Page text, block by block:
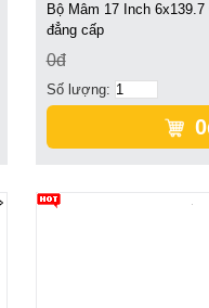
Bộ Mâm 17 Inch
đẳng cấp
0đ
Số lượng: